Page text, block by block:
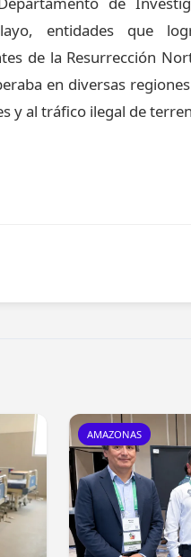
entidades que
de la Resurrección
en diversas
y al tráfico ilegal de
AMAZONAS